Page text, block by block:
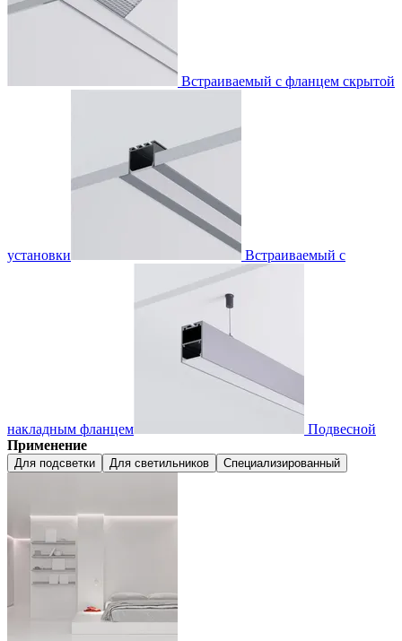
Встраиваемый с фланцем скрытой
установки Встраиваемый с
накладным фланцем
Подвесной
Применение
Для подсветки Для светильников Специализированный